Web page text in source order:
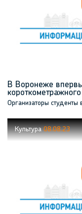
В Воронеже
Организаторы студенты
Культура08.08.23